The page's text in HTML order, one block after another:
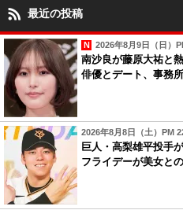
最近の投稿
2026年8月9日（日）
南沙良が藤原大祐と
俳優とデート、事務
2026年8月8日（土）PM
巨人・高梨雄平投手
フライデーが美女と